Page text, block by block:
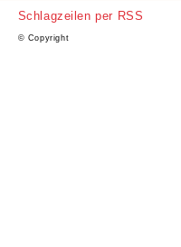
Schlagzeilen per RSS
© Copyright